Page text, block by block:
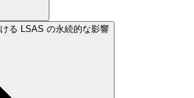
る LSAS の永続的な影響